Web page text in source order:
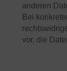
anderen
Bei
vor, die